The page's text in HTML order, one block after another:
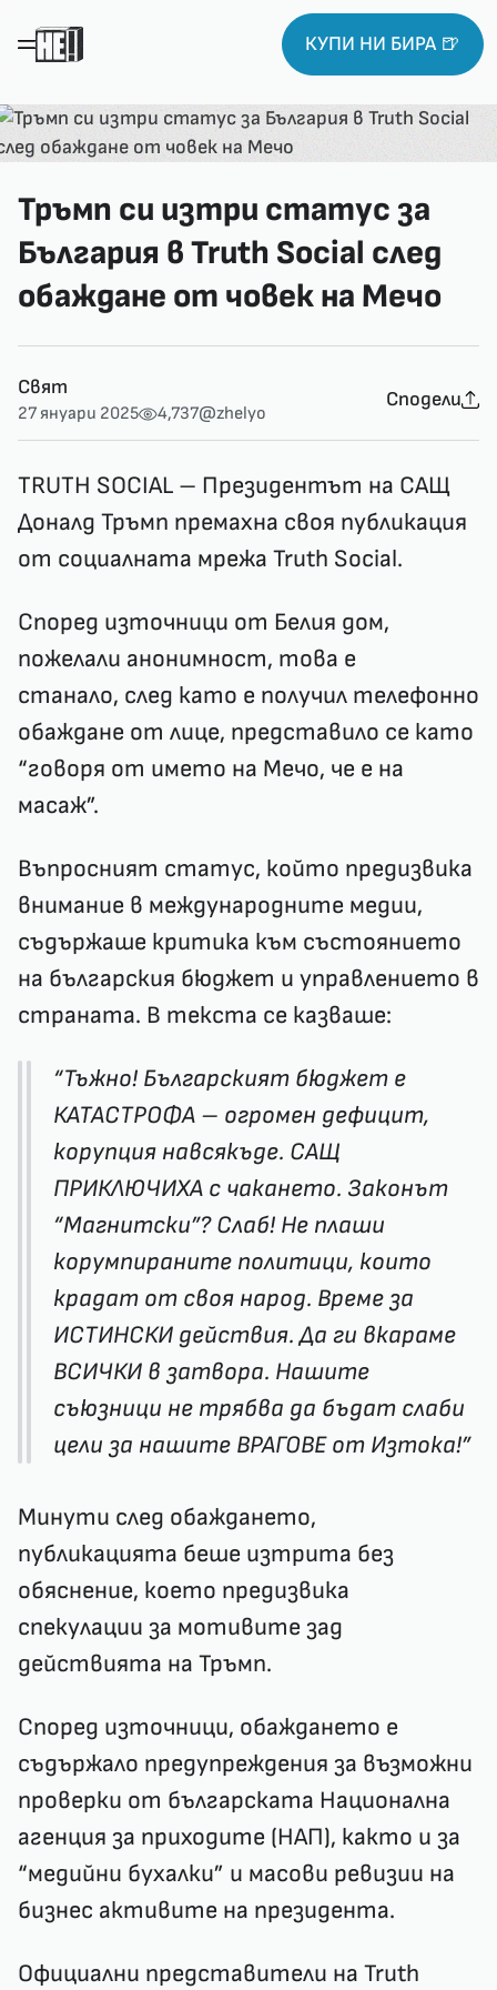
КУПИ НИ БИРА 🍺
Тръмп си изтри статус за
България в Truth Social след
обаждане от човек на Мечо
Свят
27 януари 2025 4,737@zhelyo
Сподели
TRUTH SOCIAL – Президентът на САЩ
Доналд Тръмп премахна своя публикация
от социалната мрежа Truth Social.
Според източници от Белия дом,
пожелали анонимност, това е
станало, след като е получил телефонно
обаждане от лице, представило се като
“говоря от името на Мечо, че е на
масаж”.
Въпросният статус, който предизвика
внимание в международните медии,
съдържаше критика към състоянието
на българския бюджет и управлението в
страната. В текста се казваше:
“Тъжно! Българският бюджет е
КАТАСТРОФА – огромен дефицит,
корупция навсякъде. САЩ
ПРИКЛЮЧИХА с чакането. Законът
“Магнитски”? Слаб! Не плаши
корумпираните политици, които
крадат от своя народ. Време за
ИСТИНСКИ действия. Да ги вкараме
ВСИЧКИ в затвора. Нашите
съюзници не трябва да бъдат слаби
цели за нашите ВРАГОВЕ от Изтока!”
Минути след обаждането,
публикацията беше изтрита без
обяснение, което предизвика
спекулации за мотивите зад
действията на Тръмп.
Според източници, обаждането е
съдържало предупреждения за възможни
проверки от българската Национална
агенция за приходите (НАП), както и за
“медийни бухалки” и масови ревизии на
бизнес активите на президента.
Официални представители на Truth